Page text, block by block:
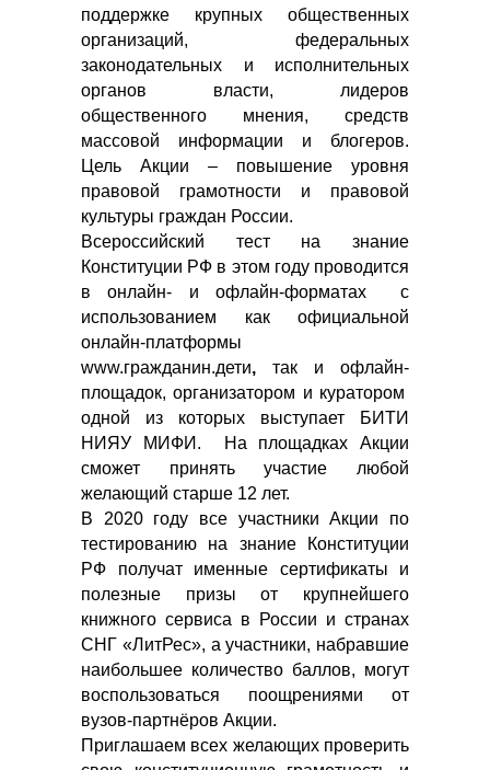
поддержке крупных общественных
организаций, федеральных
законодательных и исполнительных
органов власти, лидеров
общественного мнения, средств
массовой информации и блогеров.
Цель Акции – повышение уровня
правовой грамотности и правовой
культуры граждан России.
Всероссийский тест на знание
Конституции РФ в этом году проводится
в онлайн- и офлайн-форматах с
использованием как официальной
онлайн-платформы
www.гражданин.дети, так и офлайн-
площадок, организатором и куратором
одной из которых выступает БИТИ
НИЯУ МИФИ. На площадках Акции
сможет принять участие любой
желающий старше 12 лет.
В 2020 году все участники Акции по
тестированию на знание Конституции
РФ получат именные сертификаты и
полезные призы от крупнейшего
книжного сервиса в России и странах
СНГ «ЛитРес», а участники, набравшие
наибольшее количество баллов, могут
воспользоваться поощрениями от
вузов-партнёров Акции.
Приглашаем всех желающих проверить